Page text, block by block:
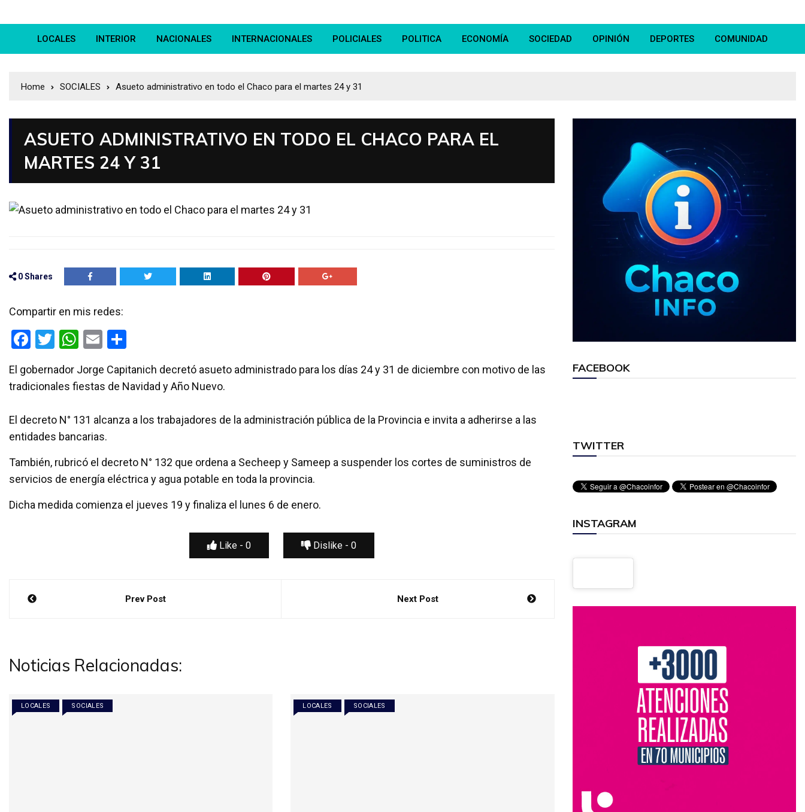
LOCALES INTERIOR NACIONALES INTERNACIONALES POLICIALES POLITICA ECONOMÍA SOCIEDAD OPINIÓN DEPORTES COMUNIDAD
Home SOCIALES Asueto administrativo en todo el Chaco para el martes 24 y 31
ASUETO ADMINISTRATIVO EN TODO EL CHACO PARA EL
MARTES 24 Y 31
0Shares
Compartir en mis redes:
F
ce
b
o
o
k
T
tt
er
W
at
s
A
p
p
E
ail m
p
ar
El gobernador Jorge Capitanich decretó asueto administrado para los días 24 y 31 de diciembre con motivo de las
tradicionales fiestas de Navidad y Año Nuevo.
El decreto N° 131 alcanza a los trabajadores de la administración pública de la Provincia e invita a adherirse a las
entidades bancarias.
También, rubricó el decreto N° 132 que ordena a Secheep y Sameep a suspender los cortes de suministros de
servicios de energía eléctrica y agua potable en toda la provincia.
Dicha medida comienza el jueves 19 y finaliza el lunes 6 de enero.
Like - 0 Dislike - 0
Navegación
Prev Post Next Post
Noticias Relacionadas:
LOCALES SOCIALES LOCALES SOCIALES
FACEBOOK
TWITTER
INSTAGRAM